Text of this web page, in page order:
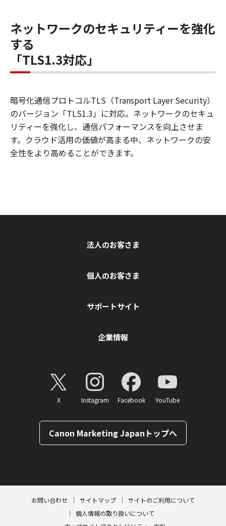
ネットワークのセキュリティーを強化
する
「TLS1.3対応」
暗号化通信プロトコルTLS（Transport Layer Security）
のバージョン「TLS1.3」に対応。ネットワークのセキュ
リティーを強化し、通信パフォーマンスを向上させま
す。クラウド活用の価値が高まる中、ネットワークの安
全性をより高めることができます。
法人のお客さま
個人のお客さま
サポートサイト
企業情報
X Instagram Facebook YouTube
Canon Marketing Japanトップへ
お問い合わせ サイトマップ
サイトのご利用について
個人情報の取り扱いについて